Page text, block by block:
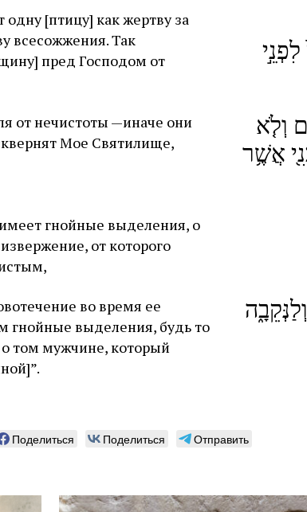
[птицу] как жертву за
всесожжения. Так
пред Господом от
от нечистоты —иначе они
Мое Святилище,
וְלֹ֤א
אֲשֶׁ֥ר
гнойные выделения, о
от которого
во время ее
гнойные выделения, будь то
том мужчине, который
Поделиться Поделиться Отправить